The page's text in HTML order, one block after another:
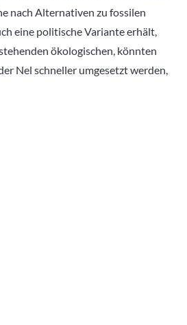
nach Alternativen zu fossilen
eine politische Variante erhält,
ökologischen, könnten
Nel schneller umgesetzt werden,